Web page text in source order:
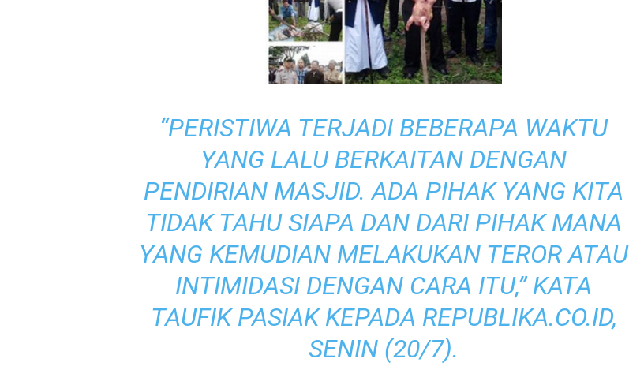
“PERISTIWA TERJADI BEBERAPA WAKTU
YANG LALU BERKAITAN DENGAN
PENDIRIAN MASJID. ADA PIHAK YANG KITA
TIDAK TAHU SIAPA DAN DARI PIHAK MANA
YANG KEMUDIAN MELAKUKAN TEROR ATAU
INTIMIDASI DENGAN CARA ITU,” KATA
TAUFIK PASIAK KEPADA REPUBLIKA.CO.ID,
SENIN (20/7).